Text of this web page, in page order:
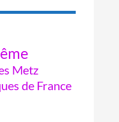
Metz
de France